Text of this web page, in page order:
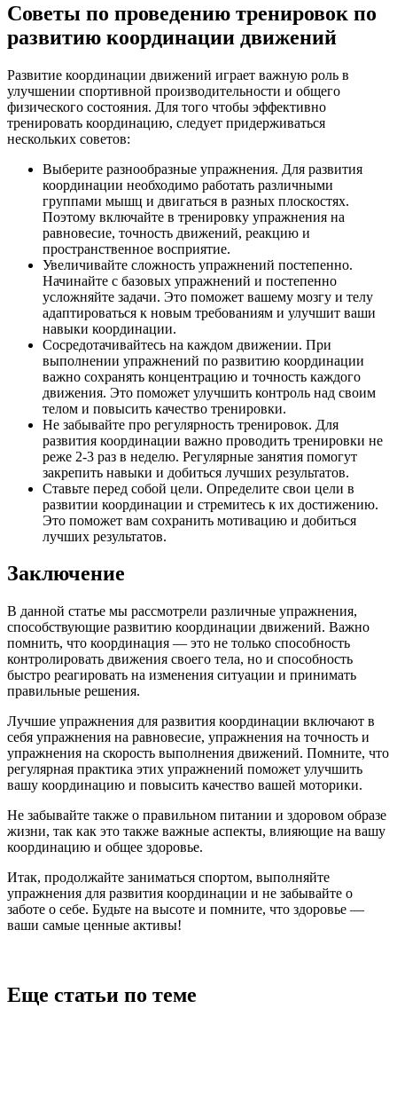
Советы по проведению тренировок по
развитию координации движений
Развитие координации движений играет важную роль в
улучшении спортивной производительности и общего
физического состояния. Для того чтобы эффективно
тренировать координацию, следует придерживаться
нескольких советов:
Выберите разнообразные упражнения. Для развития
координации необходимо работать различными
группами мышц и двигаться в разных плоскостях.
Поэтому включайте в тренировку упражнения на
равновесие, точность движений, реакцию и
пространственное восприятие.
Увеличивайте сложность упражнений постепенно.
Начинайте с базовых упражнений и постепенно
усложняйте задачи. Это поможет вашему мозгу и телу
адаптироваться к новым требованиям и улучшит ваши
навыки координации.
Сосредотачивайтесь на каждом движении. При
выполнении упражнений по развитию координации
важно сохранять концентрацию и точность каждого
движения. Это поможет улучшить контроль над своим
телом и повысить качество тренировки.
Не забывайте про регулярность тренировок. Для
развития координации важно проводить тренировки не
реже 2-3 раз в неделю. Регулярные занятия помогут
закрепить навыки и добиться лучших результатов.
Ставьте перед собой цели. Определите свои цели в
развитии координации и стремитесь к их достижению.
Это поможет вам сохранить мотивацию и добиться
лучших результатов.
Заключение
В данной статье мы рассмотрели различные упражнения,
способствующие развитию координации движений. Важно
помнить, что координация — это не только способность
контролировать движения своего тела, но и способность
быстро реагировать на изменения ситуации и принимать
правильные решения.
Лучшие упражнения для развития координации включают в
себя упражнения на равновесие, упражнения на точность и
упражнения на скорость выполнения движений. Помните, что
регулярная практика этих упражнений поможет улучшить
вашу координацию и повысить качество вашей моторики.
Не забывайте также о правильном питании и здоровом образе
жизни, так как это также важные аспекты, влияющие на вашу
координацию и общее здоровье.
Итак, продолжайте заниматься спортом, выполняйте
упражнения для развития координации и не забывайте о
заботе о себе. Будьте на высоте и помните, что здоровье —
ваши самые ценные активы!
Еще статьи по теме